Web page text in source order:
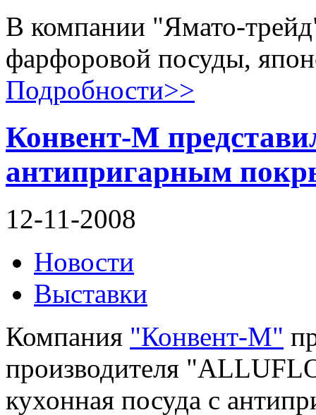
В компании "Ямато-
фарфоровой посуды,
Подробности>>
Конвент-М
антипригарным
12-11-2008
Новости
Выставки
Компания "Конвент-M"
производителя
кухонная посуда с